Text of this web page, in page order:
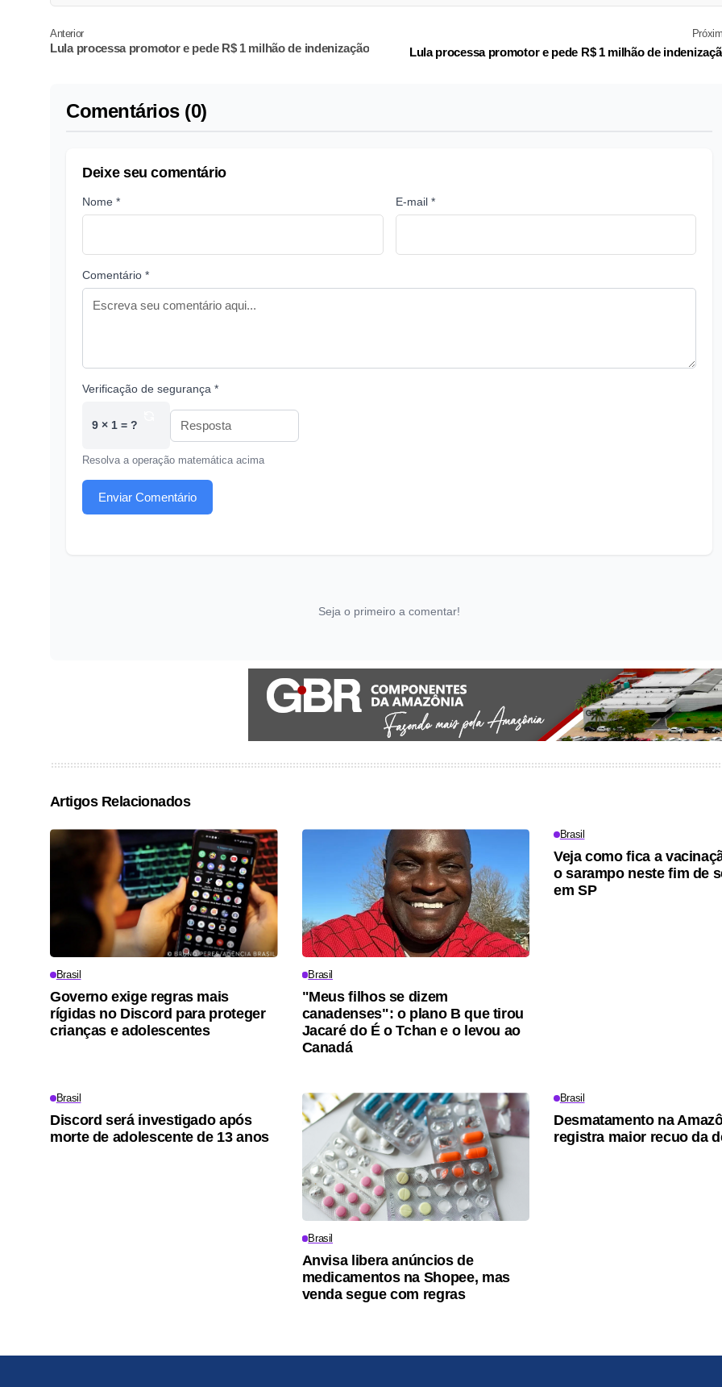
Anterior
Lula processa promotor e pede R$ 1 milhão de indenização Lula processa promotor e pede R$ 1 milhão de
Comentários (0)
Deixe seu comentário
Nome * E-mail *
Comentário *
Verificação de segurança *
9 × 1 = ?
Resolva a operação matemática acima
Enviar Comentário
Seja o primeiro a comentar!
Artigos Relacionados
Brasil
Governo exige regras mais
rígidas no Discord para proteger
crianças e adolescentes
Brasil
"Meus filhos se dizem
canadenses": o plano B que tirou
Jacaré do É o Tchan e o levou ao
Canadá
Brasil
Veja como fica a
o sarampo neste fim de
em SP
Brasil
Discord será investigado após
morte de adolescente de 13 anos
Brasil
Anvisa libera anúncios de
medicamentos na Shopee, mas
venda segue com regras
Brasil
Desmatamento na
registra maior recuo da